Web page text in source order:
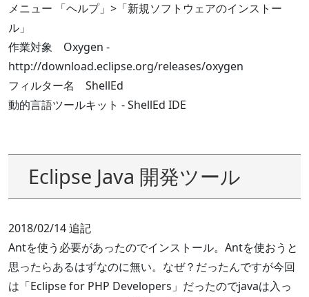
メニュー 「ヘルプ」>「新規ソフトウェアのインストー
ル」
作業対象 Oxygen -
http://download.eclipse.org/releases/oxygen
フィルター名 ShellEd
動的言語ツールキット - ShellEd IDE
Eclipse Java 開発ツール
2018/02/14 追記
Antを使う必要があったのでインストール。Antを使おうと
思ったらあるはずなのに無い。なぜ？だったんですが今回
は「Eclipse for PHP Developers」だったのでjavaは入っ